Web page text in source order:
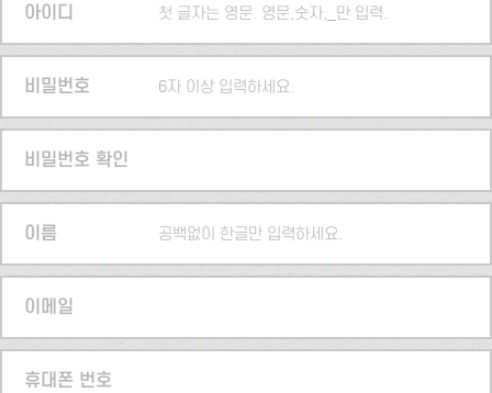
아이디 첫 글자는 영문. 영문,숫자,_만 입력.
비밀번호 6자 이상 입력하세요.
비밀번호 확인
이름 공백없이 한글만 입력하세요.
이메일
휴대폰 번호